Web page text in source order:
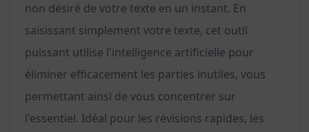
non désiré de votre texte en un instant. En
saisissant simplement votre texte, cet outil
puissant utilise l'intelligence artificielle pour
éliminer efficacement les parties inutiles, vous
permettant ainsi de vous concentrer sur
l'essentiel. Idéal pour les révisions rapides, les